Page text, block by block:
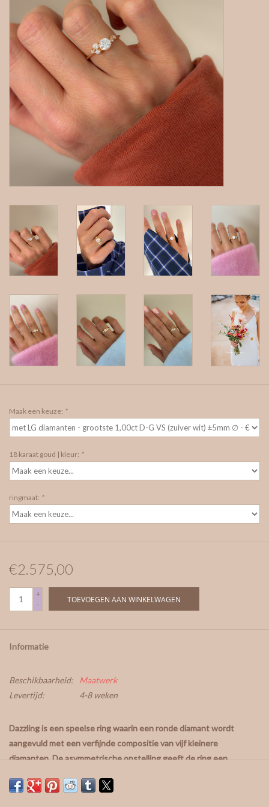
gepersonaliseerde juwelen
Armbanden
Extra
Nose & Paw collectie
MAAK EEN AFSPRAAK
Maak een keuze: *
18 karaat goud | kleur: *
ringmaat: *
€2.575,00
+
-
TOEVOEGEN AAN WINKELWAGEN
Informatie
Beschikbaarheid:
Maatwerk
Levertijd:
4-8 weken
Dazzling is een speelse ring waarin een ronde diamant wordt
aangevuld met een verfijnde compositie van vijf kleinere
diamanten. De asymmetrische opstelling geeft de ring een
elke hoek blijft verrassen. Een uniek ontwerp voor wie houdt van